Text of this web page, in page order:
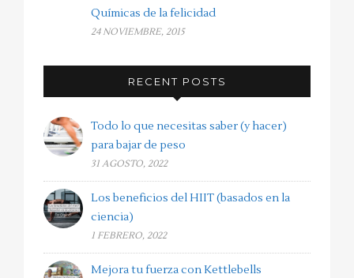
Químicas de la felicidad
24 NOVIEMBRE, 2015
RECENT POSTS
Todo lo que necesitas saber (y hacer)
para bajar de peso
31 AGOSTO, 2022
Los beneficios del HIIT (basados en la
ciencia)
1 FEBRERO, 2022
Mejora tu fuerza con Kettlebells